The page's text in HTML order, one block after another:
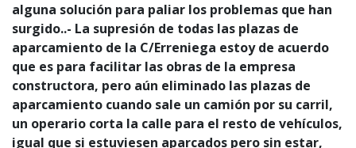
alguna solución para paliar los problemas que han
surgido..- La supresión de todas las plazas de
aparcamiento de la C/Erreniega estoy de acuerdo
que es para facilitar las obras de la empresa
constructora, pero aún eliminado las plazas de
aparcamiento cuando sale un camión por su carril,
un operario corta la calle para el resto de vehículos,
igual que si estuviesen aparcados pero sin estar,